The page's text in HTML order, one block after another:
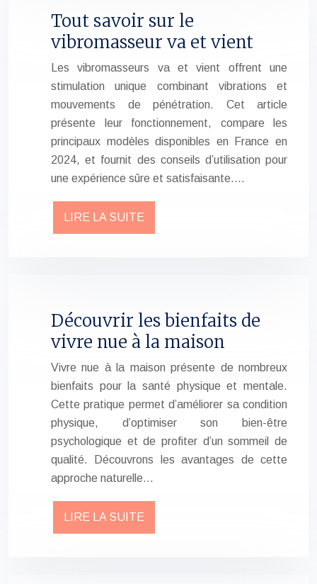
Tout savoir sur le
vibromasseur va et vient
Les vibromasseurs va et vient offrent une
stimulation unique combinant vibrations et
mouvements de pénétration. Cet article
présente leur fonctionnement, compare les
principaux modèles disponibles en France en
2024, et fournit des conseils d’utilisation pour
une expérience sûre et satisfaisante….
LIRE LA SUITE
Découvrir les bienfaits de
vivre nue à la maison
Vivre nue à la maison présente de nombreux
bienfaits pour la santé physique et mentale.
Cette pratique permet d’améliorer sa condition
physique, d’optimiser son bien-être
psychologique et de profiter d’un sommeil de
qualité. Découvrons les avantages de cette
approche naturelle…
LIRE LA SUITE